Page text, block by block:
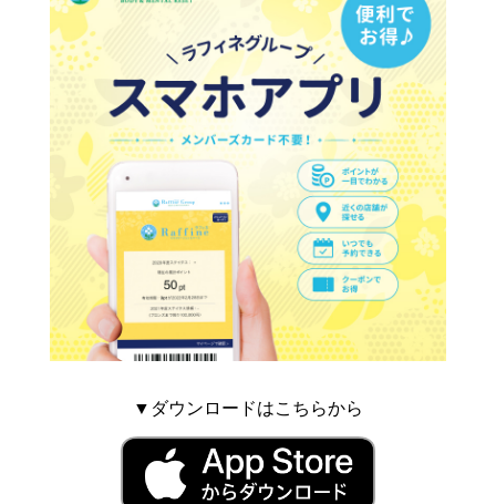
▼ダウンロードはこちらから